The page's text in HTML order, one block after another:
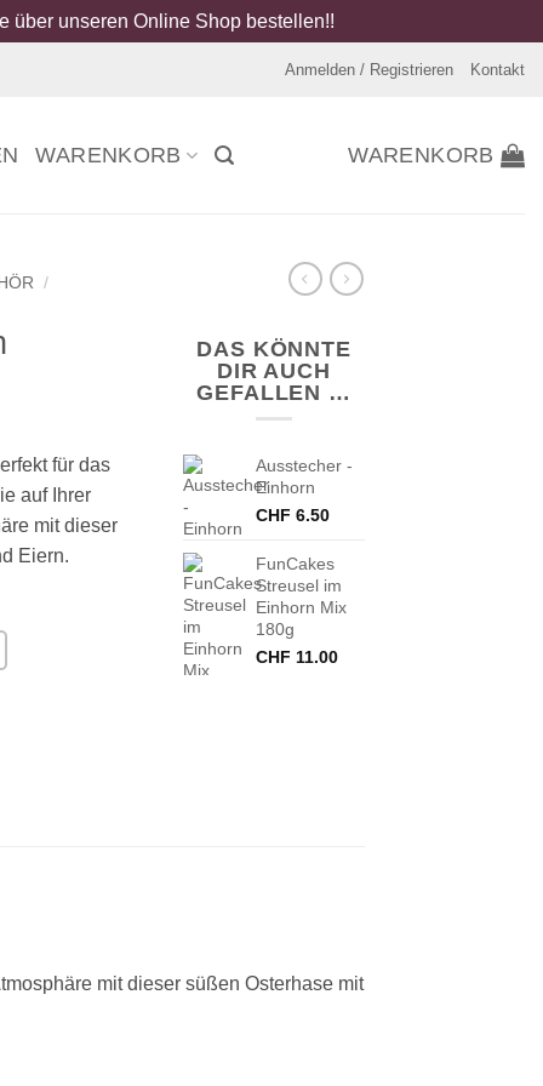
über unseren Online Shop bestellen!!
Anmelden / Registrieren Kontakt
WARENKORB WARENKORB
/
für das
auf Ihrer
mit dieser
Eiern.
DAS KÖNNTE
DIR AUCH
GEFALLEN …
Ausstecher -
Einhorn
CHF 6.50
FunCakes
Streusel im
Einhorn Mix
180g
CHF 11.00
mit dieser süßen Osterhase mit